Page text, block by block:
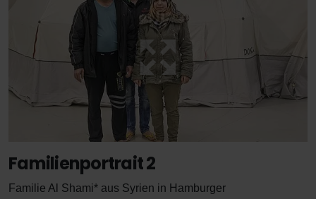
Familienportrait 2
Familie Al Shami* aus Syrien in Hamburger